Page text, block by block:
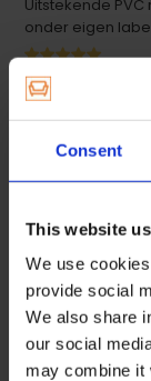
Consent
This website
We use
provide social
We also share
our social
may combine it
Uitstekende PVC
onder eigen
Op voorraad
Ons eigen
alleen voor het
onder onze
kunnen